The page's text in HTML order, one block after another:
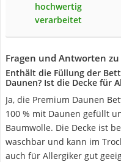
hochwertig
verarbeitet
Fragen und Antworten zu
Enthält die Füllung der
Daunen? Ist die Decke für
Ja, die Premium Daunen
100 % mit Daunen gefüllt
Baumwolle. Die Decke ist
waschbar und kann im
auch für Allergiker gut